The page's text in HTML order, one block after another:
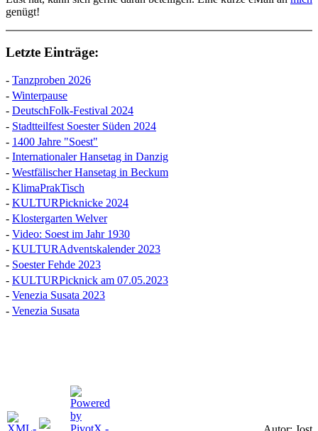
genügt!
Letzte Einträge:
- Tanzproben 2026
- Winterpause
- DeutschFolk-Festival 2024
- Stadtteilfest Soester Süden 2024
- 1400 Jahre "Soest"
- Internationaler Hansetag in Danzig
- Westfälischer Hansetag in Beckum
- KlimaPrakTisch
- KULTURPicknicke 2024
- Klostergarten Welver
- Video: Soest im Jahr 1930
- KULTURAdventskalender 2023
- Soester Fehde 2023
- KULTURPicknick am 07.05.2023
- Venezia Susata 2023
- Venezia Susata